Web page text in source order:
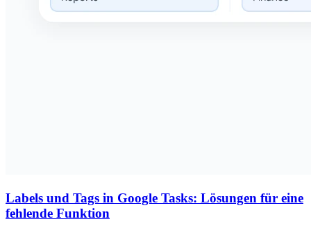
Labels und Tags in Google Tasks: Lösungen für eine
fehlende Funktion